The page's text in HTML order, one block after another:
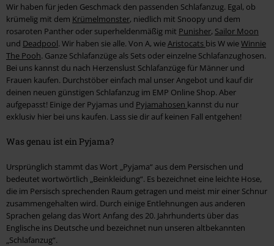
Wir haben für jeden Geschmack den passenden Schlafanzug. Egal, ob
krümelig mit dem Krümelmonster, niedlich mit Snoopy und dem
rosaroten Panther oder superheldenmäßig mit Punisher, Sailor Moon
und Deadpool. Wir haben sie alle. Von A, wieAristocats bis W wieWinnie
The Pooh. Ganze Schlafanzüge als Sets oder einzelne Schlafanzughosen.
Bei uns kannst du nach Herzenslust Schlafanzüge für Männer und
Frauen kaufen. Durchstöber einfach mal unser Angebot und kauf dir
deinen neuen günstigen Schlafanzug im EMP Online Shop. Aber
aufgepasst! Einige der Pyjamas und Pyjamahosen kannst du nur
exklusiv hier bei uns kaufen. Lass sie dir auf keinen Fall entgehen!
Was genau ist ein Pyjama?
Ursprünglich stammt das Wort „Pyjama“ aus dem Persischen und
bedeutet wortwörtlich „Beinkleidung“. Es bezeichnet eine leichte Hose,
die im Persisch sprechenden Raum getragen und meist mir einer Schnur
zusammengehalten wird. Durch einige Entlehnungen aus anderen
Sprachen gelang das Wort Anfang des 20. Jahrhunderts über das
Englische ins Deutsche und bezeichnet nun unseren altbekannten
„Schlafanzug“.